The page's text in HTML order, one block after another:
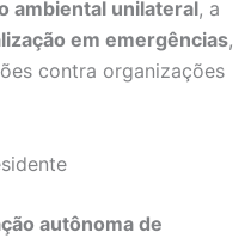
ambiental unilateral, a
em emergências,
contra organizações
autônoma de